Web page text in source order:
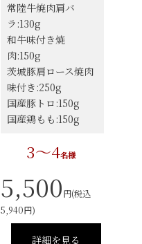
常陸牛焼肉肩バ
ラ:130g
和牛味付き焼
肉:150g
茨城豚肩ロース焼肉
味付き:250g
国産豚トロ:150g
国産鶏もも:150g
3～4名様
5,500円(税込
5,940円)
詳細を見る